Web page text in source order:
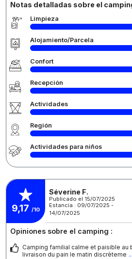
Notas detalladas sobre el
Limpieza
Alojamiento/Parcela
Confort
Recepción
Actividades
Región
Actividades para niños
9,17 /10
Séverine F.
Publicado el 15/07/2025
Estancia : 09/07/2025 -
14/07/2025
Opiniones sobre el camping :
Camping familial calme et paisible au
livraison du pain le matin discrèteme